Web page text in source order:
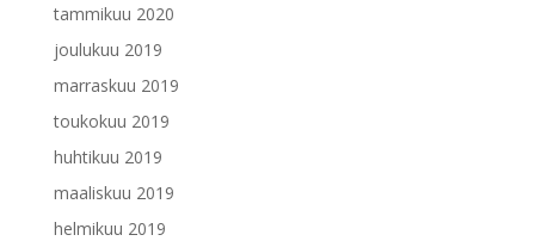
tammikuu 2020
joulukuu 2019
marraskuu 2019
toukokuu 2019
huhtikuu 2019
maaliskuu 2019
helmikuu 2019